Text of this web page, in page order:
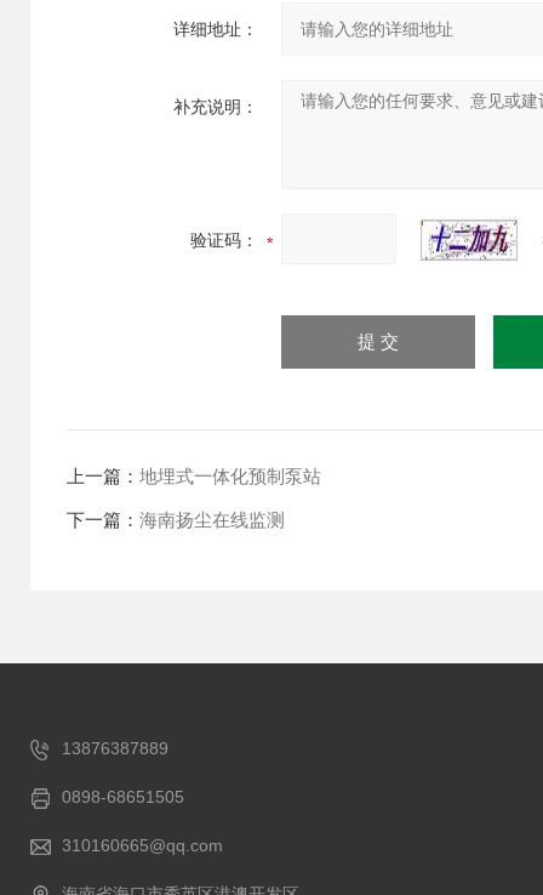
详细地址：
补充说明：
验证码：
上一篇： 地埋式一体化预制泵站
下一篇： 海南扬尘在线监测
13876387889
0898-68651505
310160665@qq.com